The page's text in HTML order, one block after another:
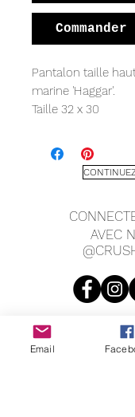
Pantalon taille
marine 'Haggar'.
Taille 32 x 30
pièces uniques,
caractère et
vie. Nous sommes
notre empreinte
environnement.
sélectionnée à la
approuvée par CL !
AVEC
Email